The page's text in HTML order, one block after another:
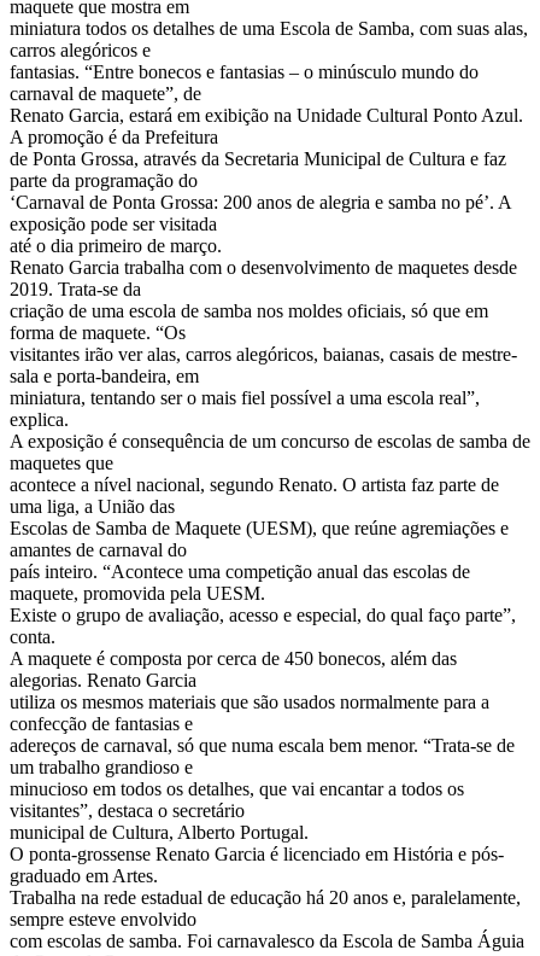
maquete que mostra em
miniatura todos os detalhes de uma Escola de Samba, com suas alas,
carros alegóricos e
fantasias. “Entre bonecos e fantasias – o minúsculo mundo do
carnaval de maquete”, de
Renato Garcia, estará em exibição na Unidade Cultural Ponto Azul.
A promoção é da Prefeitura
de Ponta Grossa, através da Secretaria Municipal de Cultura e faz
parte da programação do
‘Carnaval de Ponta Grossa: 200 anos de alegria e samba no pé’. A
exposição pode ser visitada
até o dia primeiro de março.
Renato Garcia trabalha com o desenvolvimento de maquetes desde
2019. Trata-se da
criação de uma escola de samba nos moldes oficiais, só que em
forma de maquete. “Os
visitantes irão ver alas, carros alegóricos, baianas, casais de mestre-
sala e porta-bandeira, em
miniatura, tentando ser o mais fiel possível a uma escola real”,
explica.
A exposição é consequência de um concurso de escolas de samba de
maquetes que
acontece a nível nacional, segundo Renato. O artista faz parte de
uma liga, a União das
Escolas de Samba de Maquete (UESM), que reúne agremiações e
amantes de carnaval do
país inteiro. “Acontece uma competição anual das escolas de
maquete, promovida pela UESM.
Existe o grupo de avaliação, acesso e especial, do qual faço parte”,
conta.
A maquete é composta por cerca de 450 bonecos, além das
alegorias. Renato Garcia
utiliza os mesmos materiais que são usados normalmente para a
confecção de fantasias e
adereços de carnaval, só que numa escala bem menor. “Trata-se de
um trabalho grandioso e
minucioso em todos os detalhes, que vai encantar a todos os
visitantes”, destaca o secretário
municipal de Cultura, Alberto Portugal.
O ponta-grossense Renato Garcia é licenciado em História e pós-
graduado em Artes.
Trabalha na rede estadual de educação há 20 anos e, paralelamente,
sempre esteve envolvido
com escolas de samba. Foi carnavalesco da Escola de Samba Águia